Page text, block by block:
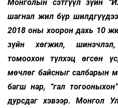
Монголын сэтгүүл зүйн
шагнал жил бүр
2018 оны хоорон дахь 10
зүйн хөгжил,
томоохон түлхэц өгсөн
мөчлөг байсныг салбарын
багш нар, “гал
дурсдаг хэвээр. Монгол